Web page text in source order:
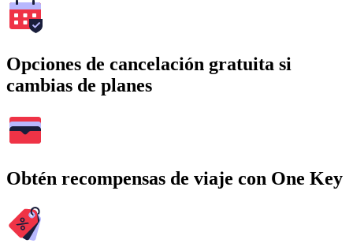
Opciones de cancelación gratuita si
cambias de planes
Obtén recompensas de viaje con One Key